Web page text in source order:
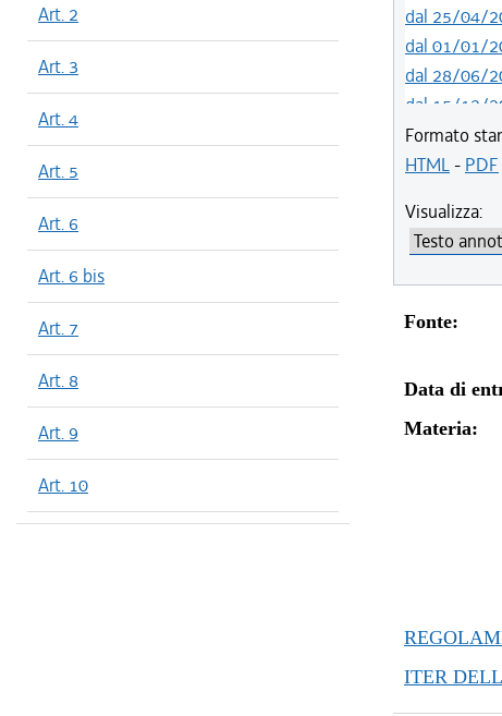
Art. 2
Art. 3
Art. 4
Art. 5
Art. 6
Art. 6 bis
Art. 7
Art. 8
Art. 9
Art. 10
dal 25/04/
dal 01/01/
dal 28/06/
dal 15/12/
dal 13/01/
dal 11/08/
dal 08/08/
dal 11/04/
Formato
HTML- PDF
Visualizza:
Fonte:
Data di
Materia:
ITER